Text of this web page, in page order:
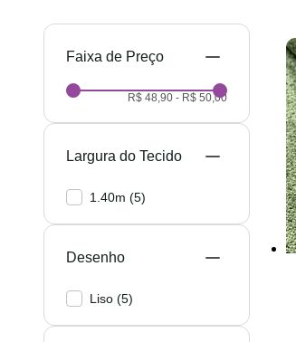
Preço
R$ 48,90 - R$ 50,00
Largura do Tecido
1.40m (5)
Desenho
Liso (5)